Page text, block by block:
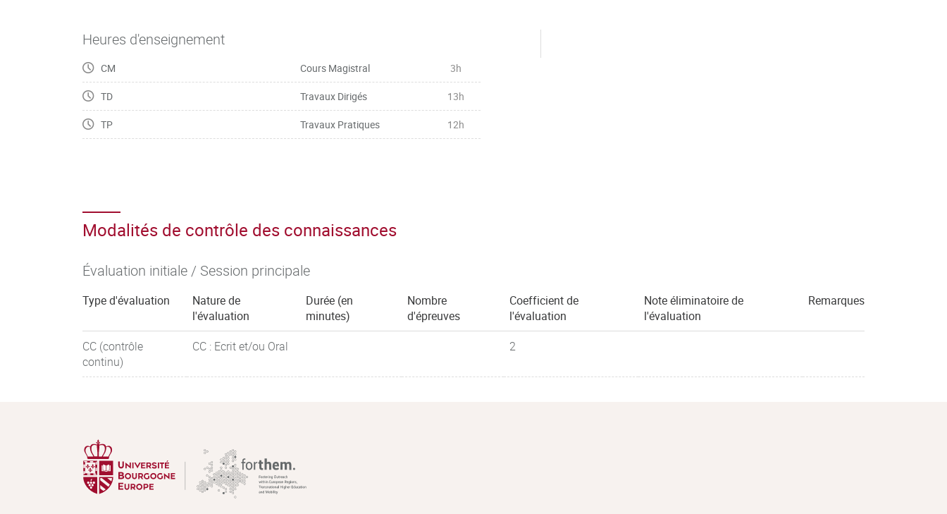
Heures d'enseignement
CM Cours Magistral 3h
TD Travaux Dirigés 13h
TP Travaux Pratiques 12h
Modalités de contrôle des connaissances
Évaluation initiale / Session principale
Type d'évaluation
Nature de
l'évaluation
Durée (en
minutes)
Nombre
d'épreuves
Coefficient de
l'évaluation
Note éliminatoire de
l'évaluation
Remarques
CC (contrôle
continu)
CC : Ecrit et/ou Oral 2